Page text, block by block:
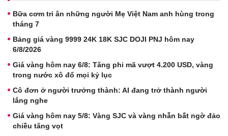
Bữa cơm tri ân những người Mẹ Việt Nam anh hùng trong
tháng 7
Bảng giá vàng 9999 24K 18K SJC DOJI PNJ hôm nay
6/8/2026
Giá vàng hôm nay 6/8: Tăng phi mã vượt 4.200 USD, vàng
trong nước xô đổ mọi kỷ lục
Cô đơn ở người trưởng thành: AI đang trở thành người
lắng nghe
Giá vàng hôm nay 5/8: Vàng SJC và vàng nhẫn bất ngờ đảo
chiều tăng vọt